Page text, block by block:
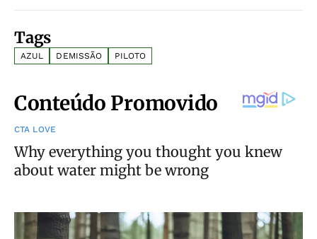
Tags
AZUL DEMISSÃO PILOTO